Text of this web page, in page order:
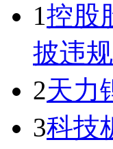
1控股
披违
2天力
3科技